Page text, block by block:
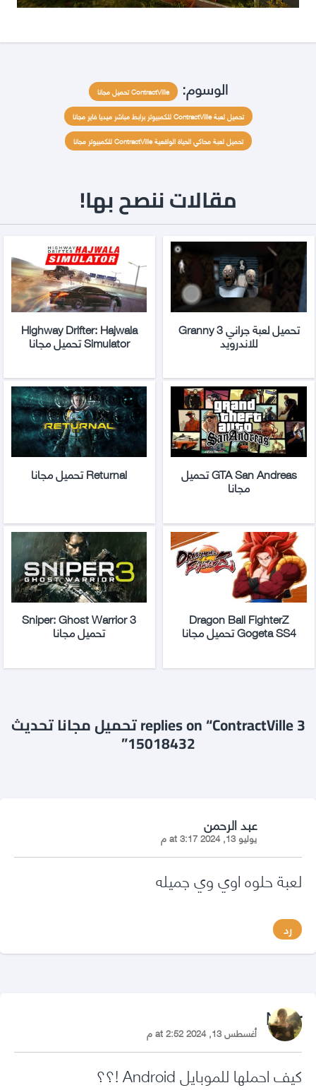
الوسوم: ContractVille تحميل مجانا
تحميل لعبة ContractVille للكمبيوتر برابط مباشر ميديا فاير مجانا
تحميل لعبة محاكي الحياة الواقعية ContractVille للكمبيوتر مجانا
مقالات ننصح بها!
تحميل لعبة جراني Granny 3
للاندرويد
Highway Drifter: Hajwala
Simulator تحميل مجانا
GTA San Andreas تحميل
مجانا
Returnal تحميل مجانا
Dragon Ball FighterZ
Gogeta SS4 تحميل مجانا
Sniper: Ghost Warrior 3
تحميل مجانا
3 replies on “ContractVille تحميل مجانا تحديث
15018432”
عبد الرحمنsays: يوليو 13, 2024 at 3:17 م
لعبة حلوه اوي وي جميله
رد
Nour أغسطس 13, 2024 at 2:52 م
كيف احملها للموبايل Android !؟؟